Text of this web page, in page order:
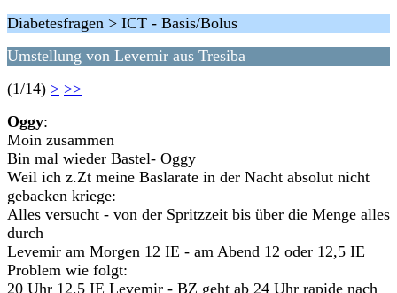
Diabetesfragen > ICT - Basis/Bolus
Umstellung von Levemir aus Tresiba
(1/14) > >>
Oggy:
Moin zusammen
Bin mal wieder Bastel- Oggy
Weil ich z.Zt meine Baslarate in der Nacht absolut nicht
gebacken kriege:
Alles versucht - von der Spritzzeit bis über die Menge alles
durch
Levemir am Morgen 12 IE - am Abend 12 oder 12,5 IE
Problem wie folgt:
20 Uhr 12,5 IE Levemir - BZ geht ab 24 Uhr rapide nach